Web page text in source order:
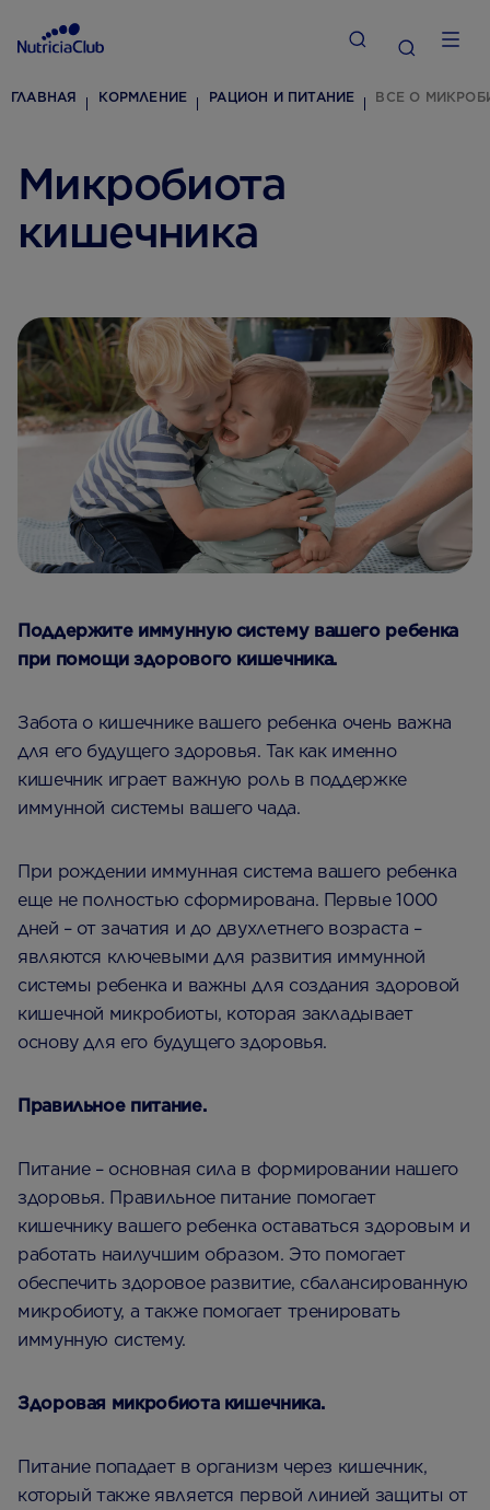
ГЛАВНАЯ КОРМЛЕНИЕ РАЦИОН И ПИТАНИЕ ВСЕ О
Микробиота
кишечника
Поддержите иммунную систему вашего ребенка
при помощи здорового кишечника.
Забота о кишечнике вашего ребенка очень важна
для его будущего здоровья. Так как именно
кишечник играет важную роль в поддержке
иммунной системы вашего чада.
При рождении иммунная система вашего ребенка
еще не полностью сформирована. Первые 1000
дней – от зачатия и до двухлетнего возраста –
являются ключевыми для развития иммунной
системы ребенка и важны для создания здоровой
кишечной микробиоты, которая закладывает
основу для его будущего здоровья.
Правильное питание.
Питание – основная сила в формировании нашего
здоровья. Правильное питание помогает
кишечнику вашего ребенка оставаться здоровым и
работать наилучшим образом. Это помогает
обеспечить здоровое развитие, сбалансированную
микробиоту, а также помогает тренировать
иммунную систему.
Здоровая микробиота кишечника.
Питание попадает в организм через кишечник,
который также является первой линией защиты от